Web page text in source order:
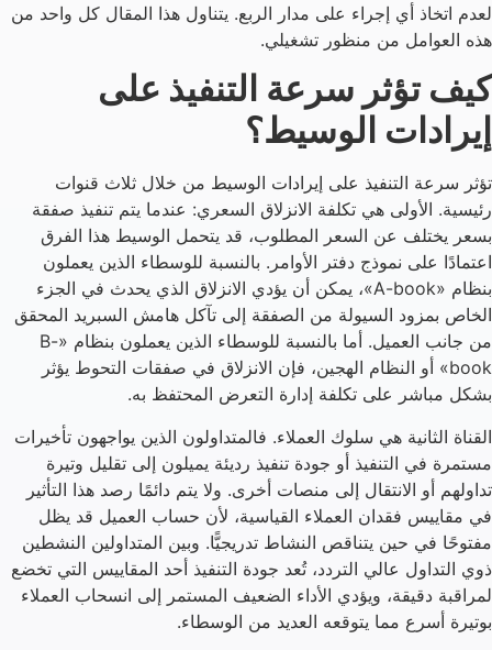
لعدم اتخاذ أي إجراء على مدار الربع. يتناول هذا المقال كل واحد من
هذه العوامل من منظور تشغيلي.
كيف تؤثر سرعة التنفيذ على
إيرادات الوسيط؟
تؤثر سرعة التنفيذ على إيرادات الوسيط من خلال ثلاث قنوات
رئيسية. الأولى هي تكلفة الانزلاق السعري: عندما يتم تنفيذ صفقة
بسعر يختلف عن السعر المطلوب، قد يتحمل الوسيط هذا الفرق
اعتمادًا على نموذج دفتر الأوامر. بالنسبة للوسطاء الذين يعملون
بنظام «A-book»، يمكن أن يؤدي الانزلاق الذي يحدث في الجزء
الخاص بمزود السيولة من الصفقة إلى تآكل هامش السبريد المحقق
من جانب العميل. أما بالنسبة للوسطاء الذين يعملون بنظام «B-
book» أو النظام الهجين، فإن الانزلاق في صفقات التحوط يؤثر
بشكل مباشر على تكلفة إدارة التعرض المحتفظ به.
القناة الثانية هي سلوك العملاء. فالمتداولون الذين يواجهون تأخيرات
مستمرة في التنفيذ أو جودة تنفيذ رديئة يميلون إلى تقليل وتيرة
تداولهم أو الانتقال إلى منصات أخرى. ولا يتم دائمًا رصد هذا التأثير
في مقاييس فقدان العملاء القياسية، لأن حساب العميل قد يظل
مفتوحًا في حين يتناقص النشاط تدريجيًّا. وبين المتداولين النشطين
ذوي التداول عالي التردد، تُعد جودة التنفيذ أحد المقاييس التي تخضع
لمراقبة دقيقة، ويؤدي الأداء الضعيف المستمر إلى انسحاب العملاء
بوتيرة أسرع مما يتوقعه العديد من الوسطاء.